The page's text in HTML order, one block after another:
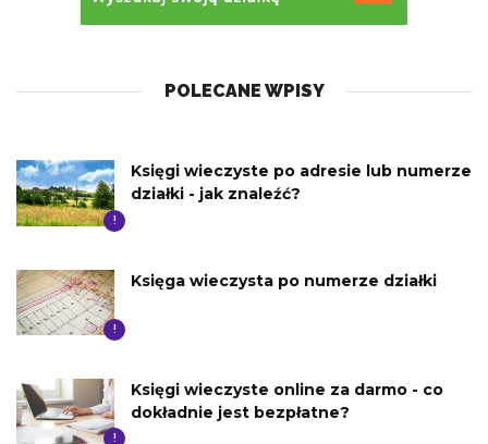
POLECANE WPISY
!
Księgi wieczyste po adresie lub numerze
działki - jak znaleźć?
!
Księga wieczysta po numerze działki
!
Księgi wieczyste online za darmo - co
dokładnie jest bezpłatne?